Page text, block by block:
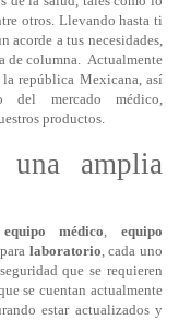
otros. Llevando hasta ti
acorde a tus necesidades,
de columna. Actualmente
república Mexicana, así
del mercado médico,
productos.
amplia
equipo médico, equipo
para laboratorio, cada uno
que se requieren
se cuentan actualmente
estar actualizados y